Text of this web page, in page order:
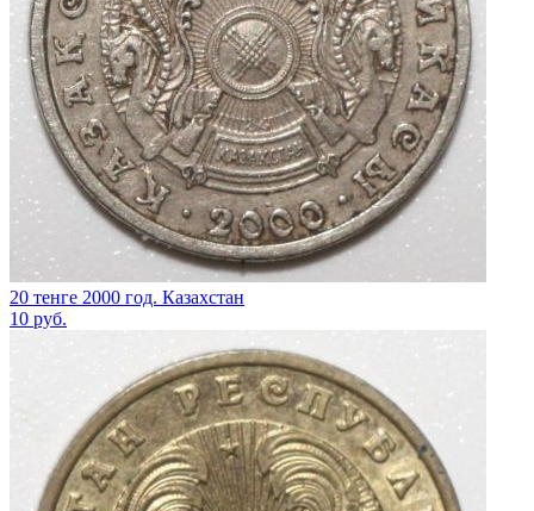
20 тенге 2000 год. Казахстан
10 руб.